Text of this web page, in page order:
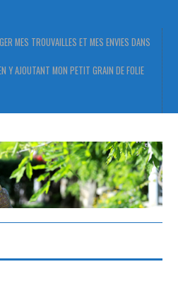
MES TROUVAILLES ET MES ENVIES DANS
Y AJOUTANT MON PETIT GRAIN DE FOLIE